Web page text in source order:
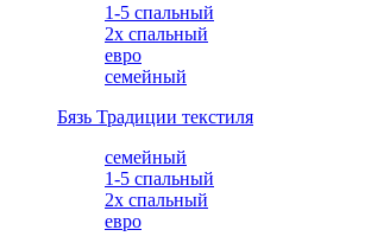
1-5 спальный
2х спальный
евро
семейный
Бязь Традиции текстиля
семейный
1-5 спальный
2х спальный
евро